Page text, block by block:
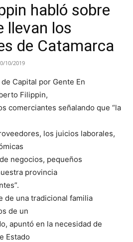
Provincia
habló sobre
llevan los
de Catamarca
10/2019
Capital por Gente En
Filippin,
comerciantes señalando que “la
los juicios laborales,
negocios, pequeños
provincia
de una tradicional familia
de un
apuntó en la necesidad de
Estado